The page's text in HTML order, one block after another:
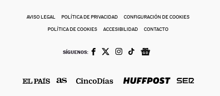
AVISO LEGAL POLÍTICA DE PRIVACIDAD CONFIGURACIÓN DE COOKIES
POLÍTICA DE COOKIES ACCESIBILIDAD CONTACTO
SÍGUENOS: